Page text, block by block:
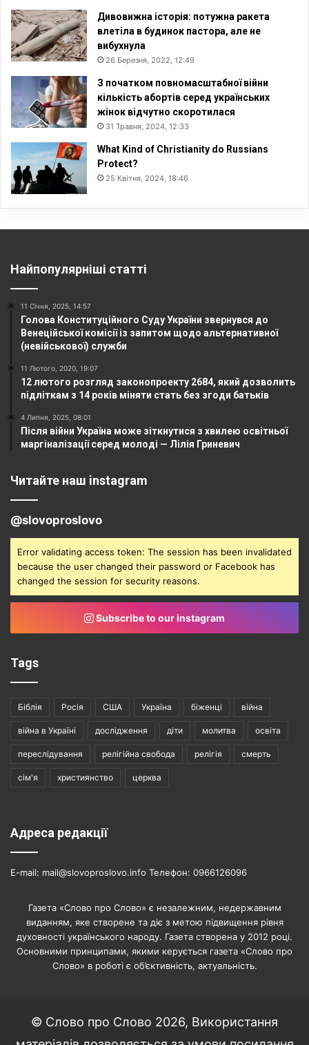
Дивовижна історія: потужна ракета
влетіла в будинок пастора, але не
вибухнула
26 Березня, 2022, 12:49
З початком повномасштабної війни
кількість абортів серед українських
жінок відчутно скоротилася
31 Травня, 2024, 12:33
What Kind of Christianity do Russians
Protect?
25 Квітня, 2024, 18:46
Найпопулярніші статті
11 Січня, 2025, 14:57
Голова Конституційного Суду України звернувся до
Венеційської комісії із запитом щодо альтернативної
(невійськової) служби
11 Лютого, 2020, 19:07
12 лютого розгляд законопроекту 2684, який дозволить
підліткам з 14 років міняти стать без згоди батьків
4 Липня, 2025, 08:01
Після війни Україна може зіткнутися з хвилею освітньої
маргіналізації серед молоді — Лілія Гриневич
Читайте наш instagram
@slovoproslovo
Error validating access token: The session has been invalidated
because the user changed their password or Facebook has
changed the session for security reasons.
Subscribe to our instagram
Tags
Біблія Росія США Україна біженці війна
війна в Україні дослідження діти молитва освіта
переслідування релігійна свобода релігія смерть
сім'я християнство церква
Адреса редакції
E-mail: mail@slovoproslovo.info Телефон: 0966126096
Газета «Слово про Слово» є незалежним, недержавним
виданням, яке створене та діє з метою підвищення рівня
духовності українського народу. Газета створена у 2012 році.
Основними принципами, якими керується газета «Слово про
Слово» в роботі є об’єктивність, актуальність.
© Слово про Слово 2026, Використання